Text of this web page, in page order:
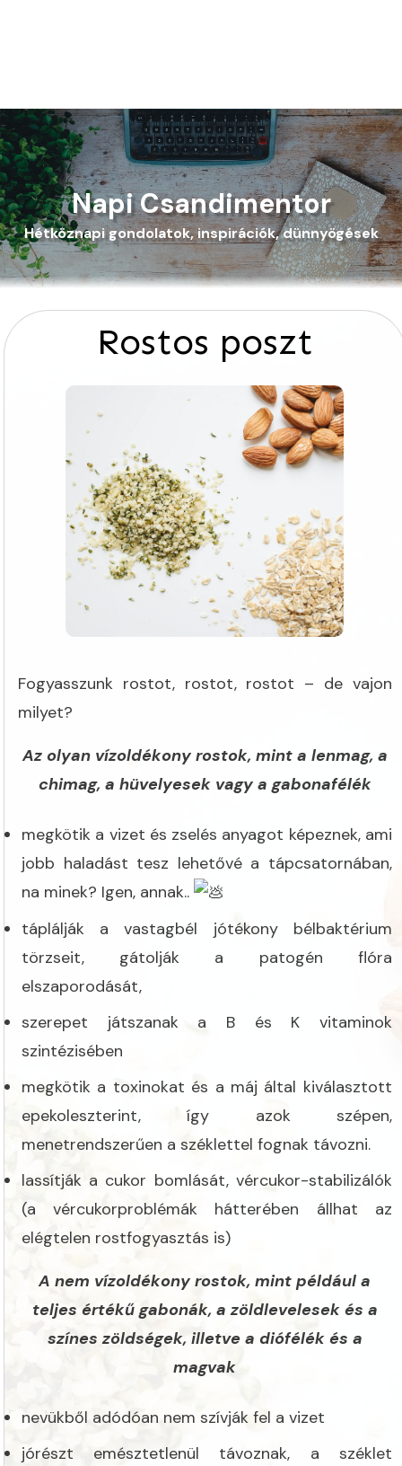
Napi Csandimentor
Hétköznapi gondolatok, inspirációk, dünnyögések
Rostos poszt
Fogyasszunk rostot, rostot, rostot – de vajon
milyet?
Az olyan vízoldékony rostok, mint a lenmag, a
chimag, a hüvelyesek vagy a gabonafélék
megkötik a vizet és zselés anyagot képeznek, ami
jobb haladást tesz lehetővé a tápcsatornában,
na minek? Igen, annak..
táplálják a vastagbél jótékony bélbaktérium
törzseit, gátolják a patogén flóra
elszaporodását,
szerepet játszanak a B és K vitaminok
szintézisében
megkötik a toxinokat és a máj által kiválasztott
epekoleszterint, így azok szépen,
menetrendszerűen a széklettel fognak távozni.
lassítják a cukor bomlását, vércukor-stabilizálók
(a vércukorproblémák hátterében állhat az
elégtelen rostfogyasztás is)
A nem vízoldékony rostok, mint például a
teljes értékű gabonák, a zöldlevelesek és a
színes zöldségek, illetve a diófélék és a
magvak
nevükből adódóan nem szívják fel a vizet
jórészt emésztetlenül távoznak, a széklet